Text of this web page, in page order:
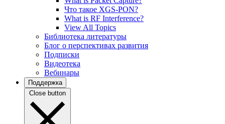
Что такое XGS-PON?
What is RF Interference?
View All Topics
Библиотека литературы
Блог о перспективах развития
Подписки
Видеотека
Вебинары
Поддержка
Close button